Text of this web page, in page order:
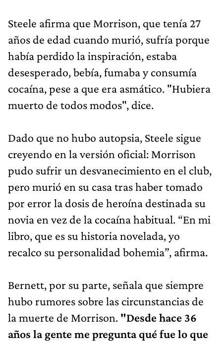
Steele afirma que Morrison, que tenía 27
años de edad cuando murió, sufría porque
había perdido la inspiración, estaba
desesperado, bebía, fumaba y consumía
cocaína, pese a que era asmático. "Hubiera
muerto de todos modos", dice.
Dado que no hubo autopsia, Steele sigue
creyendo en la versión oficial: Morrison
pudo sufrir un desvanecimiento en el club,
pero murió en su casa tras haber tomado
por error la dosis de heroína destinada su
novia en vez de la cocaína habitual. “En mi
libro, que es su historia novelada, yo
recalco su personalidad bohemia”, afirma.
Bernett, por su parte, señala que siempre
hubo rumores sobre las circunstancias de
la muerte de Morrison. "Desde hace 36
años la gente me pregunta qué fue lo que